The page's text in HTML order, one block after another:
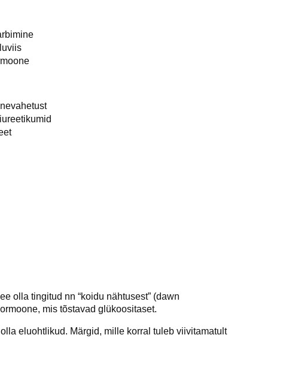
olla tingitud nn “koidu nähtusest” (dawn
mis tõstavad glükoositaset.
eluohtlikud. Märgid, mille korral tuleb viivitamatult